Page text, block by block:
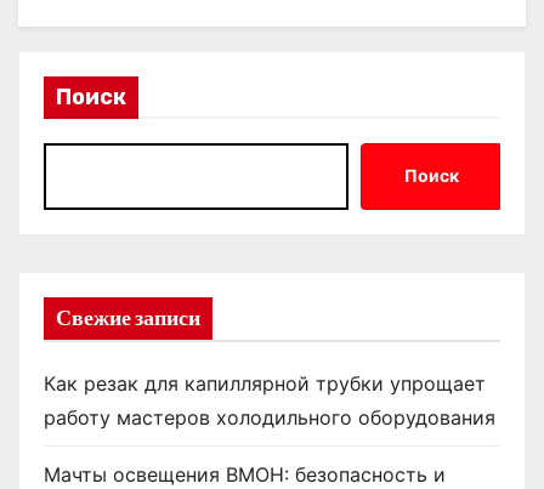
Поиск
Поиск
Свежие записи
Как резак для капиллярной трубки упрощает
работу мастеров холодильного оборудования
Мачты освещения ВМОН: безопасность и